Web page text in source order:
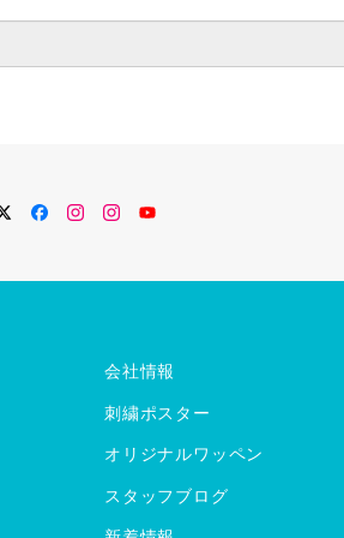
TwitterFacebook
Instagram
Instagram
YouTube
会社情報
刺繍ポスター
オリジナルワッペン
スタッフブログ